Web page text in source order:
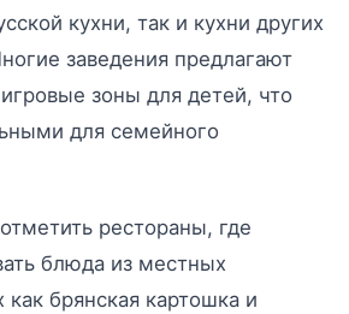
кухни, так и кухни других
заведения предлагают
зоны для детей, что
для семейного
рестораны, где
блюда из местных
как брянская картошка и